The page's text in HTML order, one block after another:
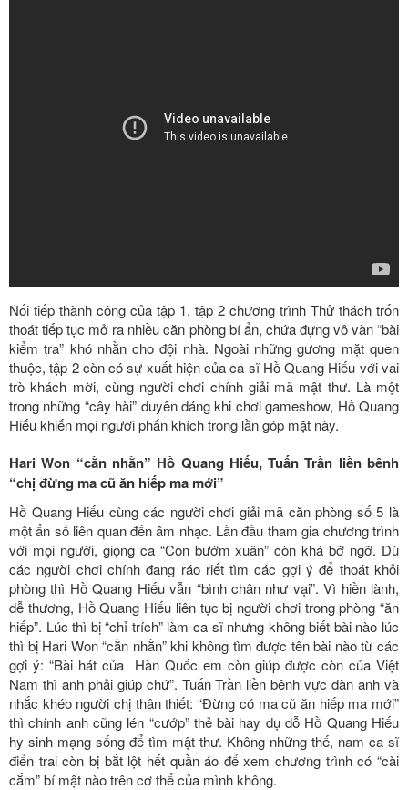
Nối tiếp thành công của tập 1, tập 2 chương trình Thử thách trốn
thoát tiếp tục mở ra nhiều căn phòng bí ẩn, chứa đựng vô vàn “bài
kiểm tra” khó nhằn cho đội nhà. Ngoài những gương mặt quen
thuộc, tập 2 còn có sự xuất hiện của ca sĩ Hồ Quang Hiếu với vai
trò khách mời, cùng người chơi chính giải mã mật thư. Là một
trong những “cây hài” duyên dáng khi chơi gameshow, Hồ Quang
Hiếu khiến mọi người phấn khích trong lần góp mặt này.
Hari Won “cằn nhằn” Hồ Quang Hiếu, Tuấn Trần liền bênh
“chị đừng ma cũ ăn hiếp ma mới”
Hồ Quang Hiếu cùng các người chơi giải mã căn phòng số 5 là
một ẩn số liên quan đến âm nhạc. Lần đầu tham gia chương trình
với mọi người, giọng ca “Con bướm xuân” còn khá bỡ ngỡ. Dù
các người chơi chính đang ráo riết tìm các gợi ý để thoát khỏi
phòng thì Hồ Quang Hiếu vẫn “bình chân như vại”. Vì hiền lành,
dễ thương, Hồ Quang Hiếu liên tục bị người chơi trong phòng “ăn
hiếp”. Lúc thì bị “chỉ trích” làm ca sĩ nhưng không biết bài nào lúc
thì bị Hari Won “cằn nhằn” khi không tìm được tên bài nào từ các
gợi ý: “Bài hát của Hàn Quốc em còn giúp được còn của Việt
Nam thì anh phải giúp chứ”. Tuấn Trần liền bênh vực đàn anh và
nhắc khéo người chị thân thiết: “Đừng có ma cũ ăn hiếp ma mới”
thì chính anh cũng lén “cướp” thẻ bài hay dụ dỗ Hồ Quang Hiếu
hy sinh mạng sống để tìm mật thư. Không những thế, nam ca sĩ
điển trai còn bị bắt lột hết quần áo để xem chương trình có “cài
cắm” bí mật nào trên cơ thể của mình không.